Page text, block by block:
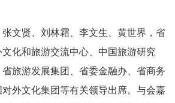
贤、刘林霜、李文生、黄世界，省
化和旅游交流中心、中国旅游研究
旅游发展集团、省委金融办、省商务
外文化集团等有关领导出席。与会嘉